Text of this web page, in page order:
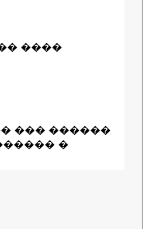
����
��� ������
�